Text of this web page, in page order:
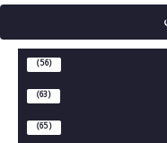
(56)
(63)
(65)